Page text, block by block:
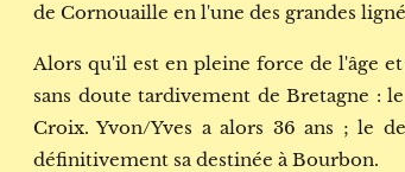
de Cornouaille en l'une des grandes
Alors qu'il est en pleine force de l'âge
sans doute tardivement de Bretagne :
Croix. Yvon/Yves a alors 36 ans ; le
définitivement sa destinée à Bourbon.